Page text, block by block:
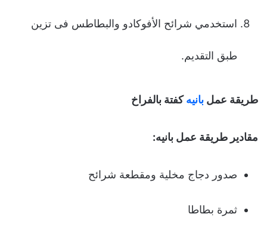
استخدمي شرائح الأفوكادو والبطاطس فى تزین
طبق التقدیم.
طريقة عمل بانيهكفتة بالفراخ
مقادير طريقة عمل بانيه:
صدور دجاج مخلیة ومقطعة شرائح
ثمرة بطاطا